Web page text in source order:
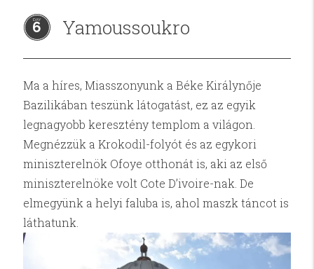
6 Yamoussoukro
Ma a híres, Miasszonyunk a Béke Királynője
Bazilikában teszünk látogatást, ez az egyik
legnagyobb keresztény templom a világon.
Megnézzük a Krokodil-folyót és az egykori
miniszterelnök Ofoye otthonát is, aki az első
miniszterelnöke volt Cote D’ivoire-nak. De
elmegyünk a helyi faluba is, ahol maszk táncot is
láthatunk.